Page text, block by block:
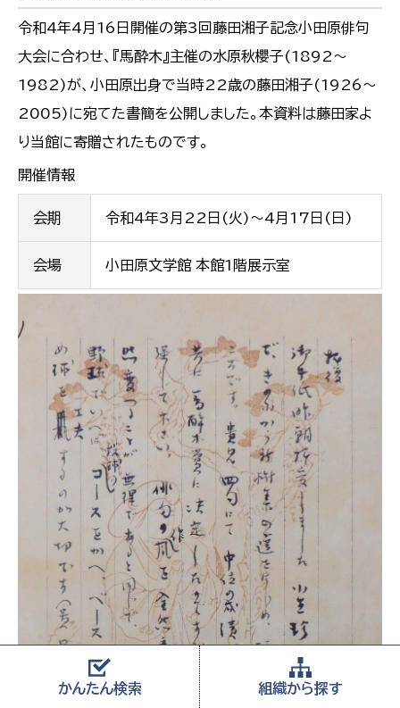
かんたん検索 組織から探す
令和4年4月16日開催の第3回藤田湘子記念小田原俳句
大会に合わせ、『馬酔木』主催の水原秋櫻子(1892～
1982)が、小田原出身で当時22歳の藤田湘子(1926～
2005)に宛てた書簡を公開しました。本資料は藤田家よ
り当館に寄贈されたものです。
開催情報
会期 令和4年3月22日(火)～4月17日(日)
会場 小田原文学館 本館1階展示室